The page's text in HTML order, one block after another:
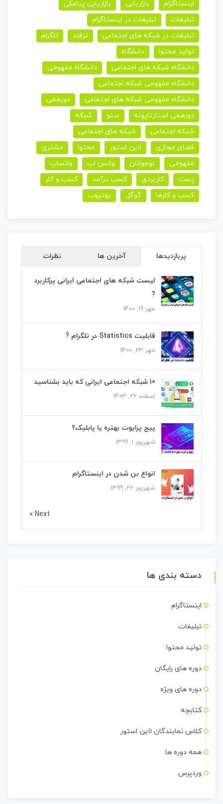
اینستاگرام بازاریابی
بازاریابی پیامکی
تبلیغات
تبلیغات در اینستاگرام
تبلیغات در شبکه های اجتماعی
ترفند
تلگرام
تولید محتوا
دانشگاه
دانشگاه شبکه های اجتماعی
دانشگاه مفهومی
دانشگاه مفهومی شبکه اجتماعی
دانشگاه مفهومی شبکه های اجتماعی
دورهمی
دورهمی استارتاپونه
سئو
شبکه
شبکه اجتماعی
شبکه های اجتماعی
فضای مجازی
لاین استور محتوا
مشتری
مفهومی
نوجوانان واتس اپ
واتساپ
پست
کاربردی کسب درآمد
کسب و کار
کسب و کارها
گوگل یوتیوب
پربازدیدها آخرین ها نظرات
لیست شبکه های اجتماعی ایرانی پرکاربرد
?
مهر 19, 1400
قابلیت Statistics در تلگرام ?
مهر 23, 1400
10 شبکه اجتماعی ایرانی که باید بشناسید
اسفند 26, 1403
پیج پرایوت بهتره یا پابلیک؟
شهریور 1, 1399
انواع بن شدن در اینستاگرام
شهریور 22, 1399
Next »
دسته بندی ها
اینستاگرام
تبلیغات
تولید محتوا
دوره های رایگان
دوره های ویژه
کتابچه
کلاس نمایندگان لاین استور
همه دوره ها
وردپرس